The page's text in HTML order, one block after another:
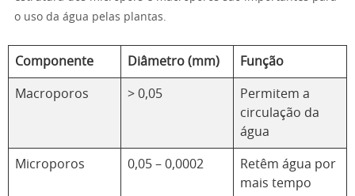
o uso da água pelas plantas.
Componente Diâmetro (mm) Função
Macroporos > 0,05
Permitem a
circulação da
água
Microporos 0,05 – 0,0002
Retêm água por
mais tempo